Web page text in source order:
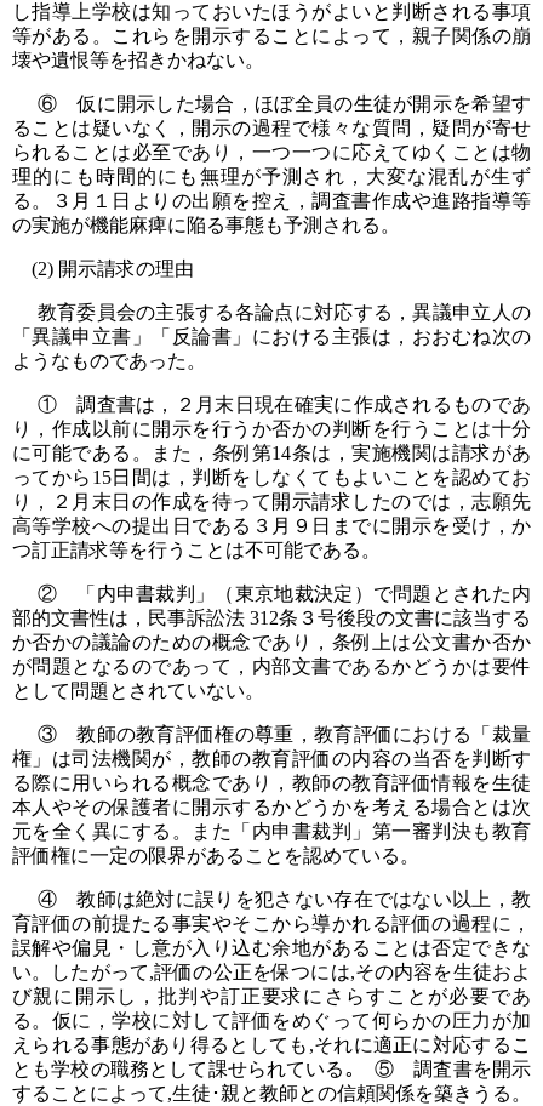
し指導上学校は知っておいたほうがよいと判断される事項
等がある。これらを開示することによって，親子関係の崩
壊や遺恨等を招きかねない。
⑥ 仮に開示した場合，ほぼ全員の生徒が開示を希望す
ることは疑いなく，開示の過程で様々な質問，疑問が寄せ
られることは必至であり，一つ一つに応えてゆくことは物
理的にも時間的にも無理が予測され，大変な混乱が生ず
る。３月１日よりの出願を控え，調査書作成や進路指導等
の実施が機能麻痺に陥る事態も予測される。
(2) 開示請求の理由
教育委員会の主張する各論点に対応する，異議申立人の
「異議申立書」「反論書」における主張は，おおむね次の
ようなものであった。
① 調査書は，２月末日現在確実に作成されるものであ
り，作成以前に開示を行うか否かの判断を行うことは十分
に可能である。また，条例第14条は，実施機関は請求があ
ってから15日間は，判断をしなくてもよいことを認めてお
り，２月末日の作成を待って開示請求したのでは，志願先
高等学校への提出日である３月９日までに開示を受け，か
つ訂正請求等を行うことは不可能である。
② 「内申書裁判」（東京地裁決定）で問題とされた内
部的文書性は，民事訴訟法 312条３号後段の文書に該当する
か否かの議論のための概念であり，条例上は公文書か否か
が問題となるのであって，内部文書であるかどうかは要件
として問題とされていない。
③ 教師の教育評価権の尊重，教育評価における「裁量
権」は司法機関が，教師の教育評価の内容の当否を判断す
る際に用いられる概念であり，教師の教育評価情報を生徒
本人やその保護者に開示するかどうかを考える場合とは次
元を全く異にする。また「内申書裁判」第一審判決も教育
評価権に一定の限界があることを認めている。
④ 教師は絶対に誤りを犯さない存在ではない以上，教
育評価の前提たる事実やそこから導かれる評価の過程に，
誤解や偏見・し意が入り込む余地があることは否定できな
い。したがって,評価の公正を保つには,その内容を生徒およ
び親に開示し，批判や訂正要求にさらすことが必要であ
る。仮に，学校に対して評価をめぐって何らかの圧力が加
えられる事態があり得るとしても,それに適正に対応するこ
とも学校の職務として課せられている｡ ⑤ 調査書を開示
することによって,生徒･親と教師との信頼関係を築きうる。